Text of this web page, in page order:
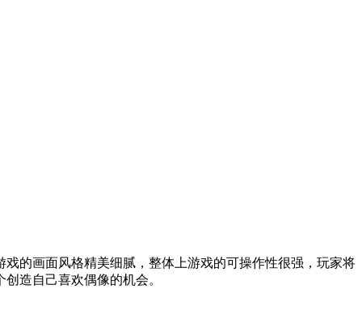
的画面风格精美细腻，整体上游戏的可操作性很强，玩家将
造自己喜欢偶像的机会。